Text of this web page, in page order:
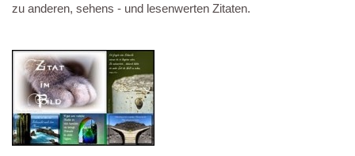
zu anderen, sehens - und lesenwerten Zitaten.